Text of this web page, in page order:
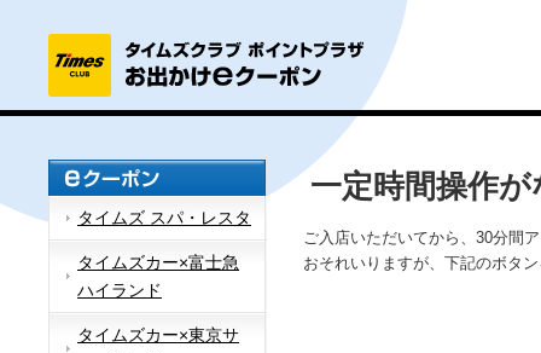
タイムズ スパ・レスタ
タイムズカー×富士急
ハイランド
タイムズカー×東京サ
一定時間操作
ご入店いただいてから、30分間
おそれいりますが、下記のボタ